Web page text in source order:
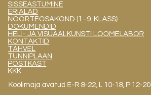
SISSEASTUMINE
ERIALAD
NOORTEOSAKOND (1.-9. KLASS)
DOKUMENDID
HELI- JA VISUAALKUNSTI LOOMELABOR
KONTAKTID
TAHVEL
TUNNIPLAAN
POSTKAST
KKK
Koolimaja avatud E-R 8-22, L 10-18, P 12-20